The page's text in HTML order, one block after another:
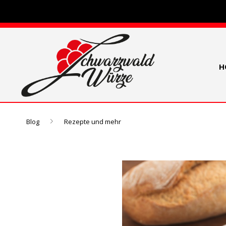
Blog Rezepte und mehr